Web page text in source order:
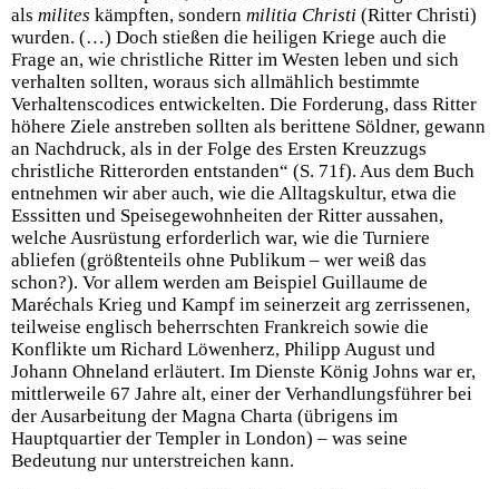
als milites kämpften, sondern militia Christi (Ritter Christi)
wurden. (…) Doch stießen die heiligen Kriege auch die
Frage an, wie christliche Ritter im Westen leben und sich
verhalten sollten, woraus sich allmählich bestimmte
Verhaltenscodices entwickelten. Die Forderung, dass Ritter
höhere Ziele anstreben sollten als berittene Söldner, gewann
an Nachdruck, als in der Folge des Ersten Kreuzzugs
christliche Ritterorden entstanden“ (S. 71f). Aus dem Buch
entnehmen wir aber auch, wie die Alltagskultur, etwa die
Esssitten und Speisegewohnheiten der Ritter aussahen,
welche Ausrüstung erforderlich war, wie die Turniere
abliefen (größtenteils ohne Publikum – wer weiß das
schon?). Vor allem werden am Beispiel Guillaume de
Maréchals Krieg und Kampf im seinerzeit arg zerrissenen,
teilweise englisch beherrschten Frankreich sowie die
Konflikte um Richard Löwenherz, Philipp August und
Johann Ohneland erläutert. Im Dienste König Johns war er,
mittlerweile 67 Jahre alt, einer der Verhandlungsführer bei
der Ausarbeitung der Magna Charta (übrigens im
Hauptquartier der Templer in London) – was seine
Bedeutung nur unterstreichen kann.